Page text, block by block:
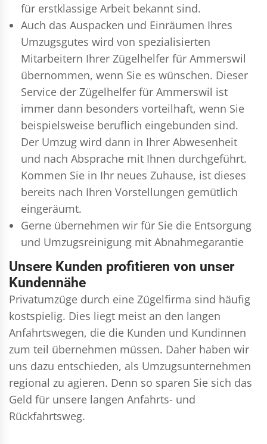
für erstklassige Arbeit bekannt sind.
Auch das Auspacken und Einräumen Ihres
Umzugsgutes wird von spezialisierten
Mitarbeitern Ihrer Zügelhelfer für Ammerswil
übernommen, wenn Sie es wünschen. Dieser
Service der Zügelhelfer für Ammerswil ist
immer dann besonders vorteilhaft, wenn Sie
beispielsweise beruflich eingebunden sind.
Der Umzug wird dann in Ihrer Abwesenheit
und nach Absprache mit Ihnen durchgeführt.
Kommen Sie in Ihr neues Zuhause, ist dieses
bereits nach Ihren Vorstellungen gemütlich
eingeräumt.
Gerne übernehmen wir für Sie die Entsorgung
und Umzugsreinigung mit Abnahmegarantie
Unsere Kunden profitieren von unser
Kundennähe
Privatumzüge durch eine Zügelfirma sind häufig
kostspielig. Dies liegt meist an den langen
Anfahrtswegen, die die Kunden und Kundinnen
zum teil übernehmen müssen. Daher haben wir
uns dazu entschieden, als Umzugsunternehmen
regional zu agieren. Denn so sparen Sie sich das
Geld für unsere langen Anfahrts- und
Rückfahrtsweg.